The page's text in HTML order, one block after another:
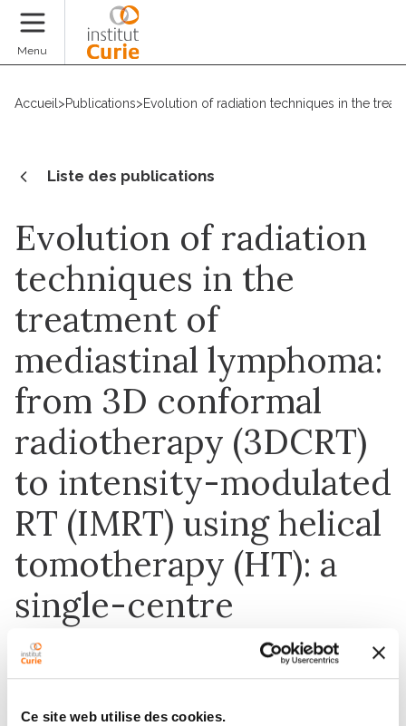
Ce site web utilise des cookies.
Menu
Accueil >Publications>Evolution of radiation techniques in the
Liste des publications
Evolution of radiation
techniques in the
treatment of
mediastinal lymphoma:
from 3D conformal
radiotherapy (3DCRT)
to intensity-modulated
RT (IMRT) using helical
tomotherapy (HT): a
single-centre
experience and review
of the literature